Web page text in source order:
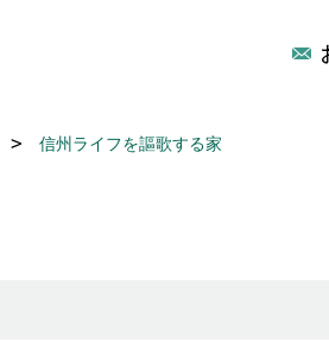
信州ライフを謳歌する家